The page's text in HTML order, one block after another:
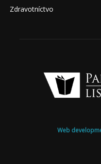
Zdravotníctvo
Web